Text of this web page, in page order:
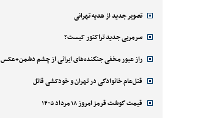
تصویر جدید از هدیه تهرانی
سرمربی جدید تراکتور کیست؟
راز عبور مخفی جنگنده‌های ایرانی از چشم دشمن+عکس
قتل‌‌عام خانوادگی در تهران و خودکشی قاتل
قیمت گوشت قرمز امروز ۱۸ مرداد ۱۴۰۵